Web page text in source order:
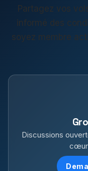
Partagez vos
informé des
soyez membre
Discussions
cœur